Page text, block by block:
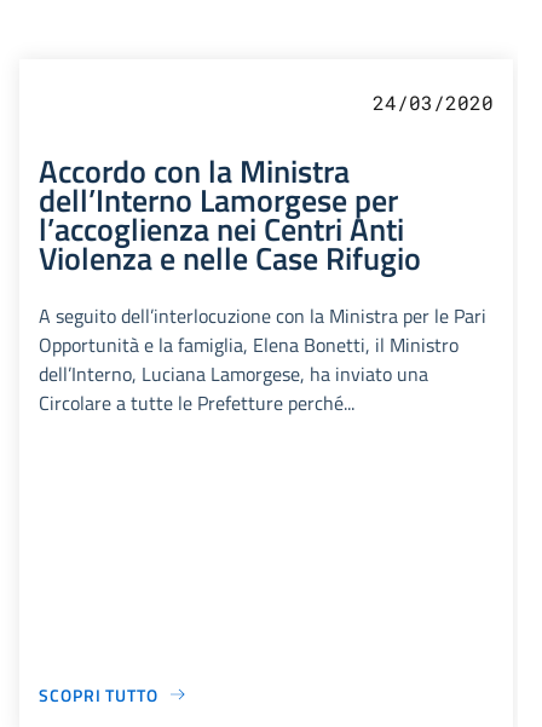
24/03/2020
Accordo con la Ministra
dell’Interno Lamorgese per
l’accoglienza nei Centri Anti
Violenza e nelle Case Rifugio
A seguito dell’interlocuzione con la Ministra per le Pari
Opportunità e la famiglia, Elena Bonetti, il Ministro
dell’Interno, Luciana Lamorgese, ha inviato una
Circolare a tutte le Prefetture perché...
SCOPRI TUTTO